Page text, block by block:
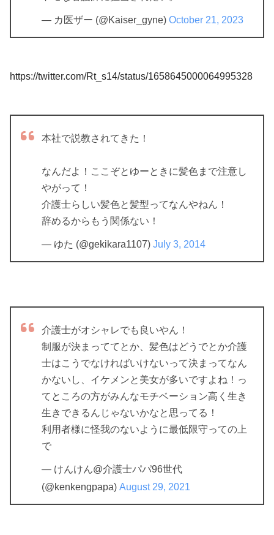
— カ医ザー (@Kaiser_gyne) October 21, 2023
https://twitter.com/Rt_s14/status/1658645000064995328
本社で説教されてきた！
なんだよ！ここぞとゆーときに髪色まで注意し
やがって！
介護士らしい髪色と髪型ってなんやねん！
辞めるからもう関係ない！
— ゆた (@gekikara1107) July 3, 2014
介護士がオシャレでも良いやん！
制服が決まっててとか、髪色はどうでとか介護
士はこうでなければいけないって決まってなん
かないし、イケメンと美女が多いですよね！っ
てところの方がみんなモチベーション高く生き
生きできるんじゃないかなと思ってる！
利用者様に怪我のないように最低限守っての上
で
— けんけん@介護士パパ96世代
(@kenkengpapa) August 29, 2021